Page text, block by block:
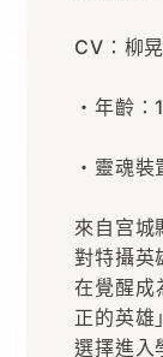
CV：柳
・年齡：
・靈魂
來自宫城
對特攝英
在覺醒成
正的英雄
選擇進入